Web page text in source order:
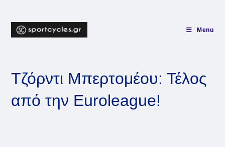
content
Menu
Τζόρντι Μπερτομέου: Τέλος
από την Euroleague!